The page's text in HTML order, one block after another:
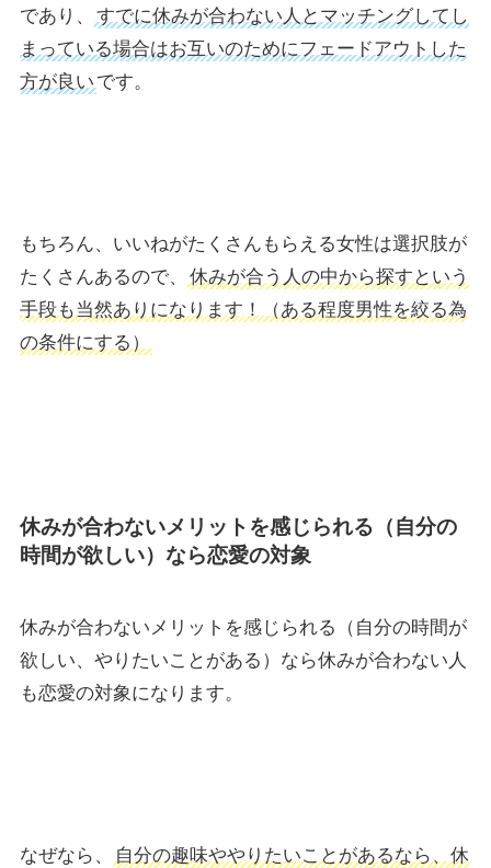
であり、
すでに休みが合わない人とマッチングしてし
まっている場合はお互いのためにフェードアウトした
方が良い です。
もちろん、いいねがたくさんもらえる女性は選択肢が
たくさんあるので、
休みが合う人の中から探すという
手段も当然ありになります！（ある程度男性を絞る為
の条件にする）
休みが合わないメリットを感じられる（自分の
時間が欲しい）なら恋愛の対象
休みが合わないメリットを感じられる（自分の時間が
欲しい、やりたいことがある）なら休みが合わない人
も恋愛の対象になります。
なぜなら、 自分の趣味ややりたいことがあるなら、休